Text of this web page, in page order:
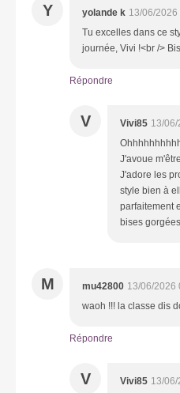
Y yolande k 13/06/2026
Tu excelles dans ce
journée, Vivi !<br />
Répondre
V Vivi85 13/
J'avoue
J'adore les
style bien à
parfaitement
bises
M mu42800 13/06/2026
waoh !!! la classe dis
Répondre
V Vivi85 13/